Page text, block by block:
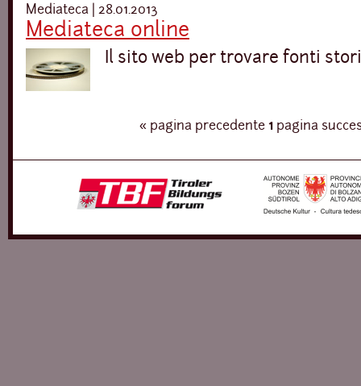
Mediateca | 28.01.2013
Mediateca online
Il sito web per trovare fonti
« pagina precedente 1 pagina